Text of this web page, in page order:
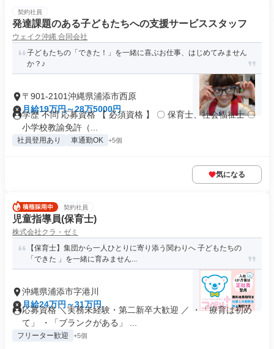
契約社員
発達課題のある子どもたちへの支援サービススタッフ
ウェイク沖縄 合同会社
子どもたちの「できた！」を一緒に喜ぶお仕事、はじめてみません
か？♪
〒901-2101沖縄県浦添市西原
月給19万円～28万5000円
学歴 不問 応募資格 【 必須資格 】 〇 保育士、社会福祉士 〇
小学校教諭免許（...
社員登用あり 車通勤OK +5個
気になる
契約社員
児童指導員(保育士)
株式会社クラ・ゼミ
【保育士】集団から一人ひとりに寄り添う関わりへ 子どもたちの
「できた 」を一緒に育みません...
沖縄県浦添市字港川
月給24万円～31万円
応募資格 ＼実務未経験・第二新卒大歓迎 ／ ・「療育は初め
て」 ・「ブランクがある」 ...
フリーター歓迎 +5個